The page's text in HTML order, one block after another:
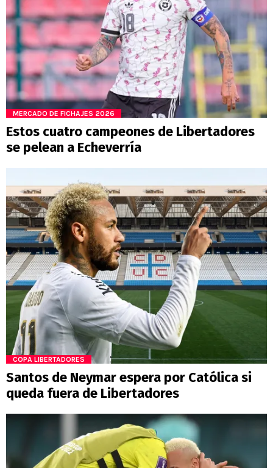
MERCADO DE FICHAJES 2026
Estos cuatro campeones de Libertadores
se pelean a Echeverría
COPA LIBERTADORES
Santos de Neymar espera por Católica si
queda fuera de Libertadores